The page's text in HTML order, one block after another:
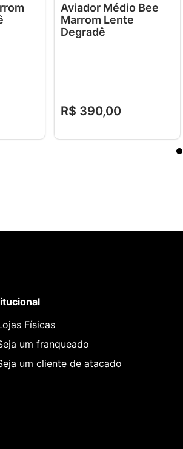
Aviador Médio Bee
Marrom Lente
Degradê
R$ 390,00
Físicas
um franqueado
um cliente de atacado